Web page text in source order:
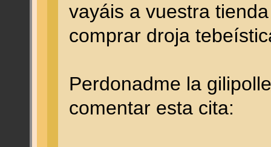
vayáis a vuestra
comprar droja
Perdonadme la
comentar esta cita: